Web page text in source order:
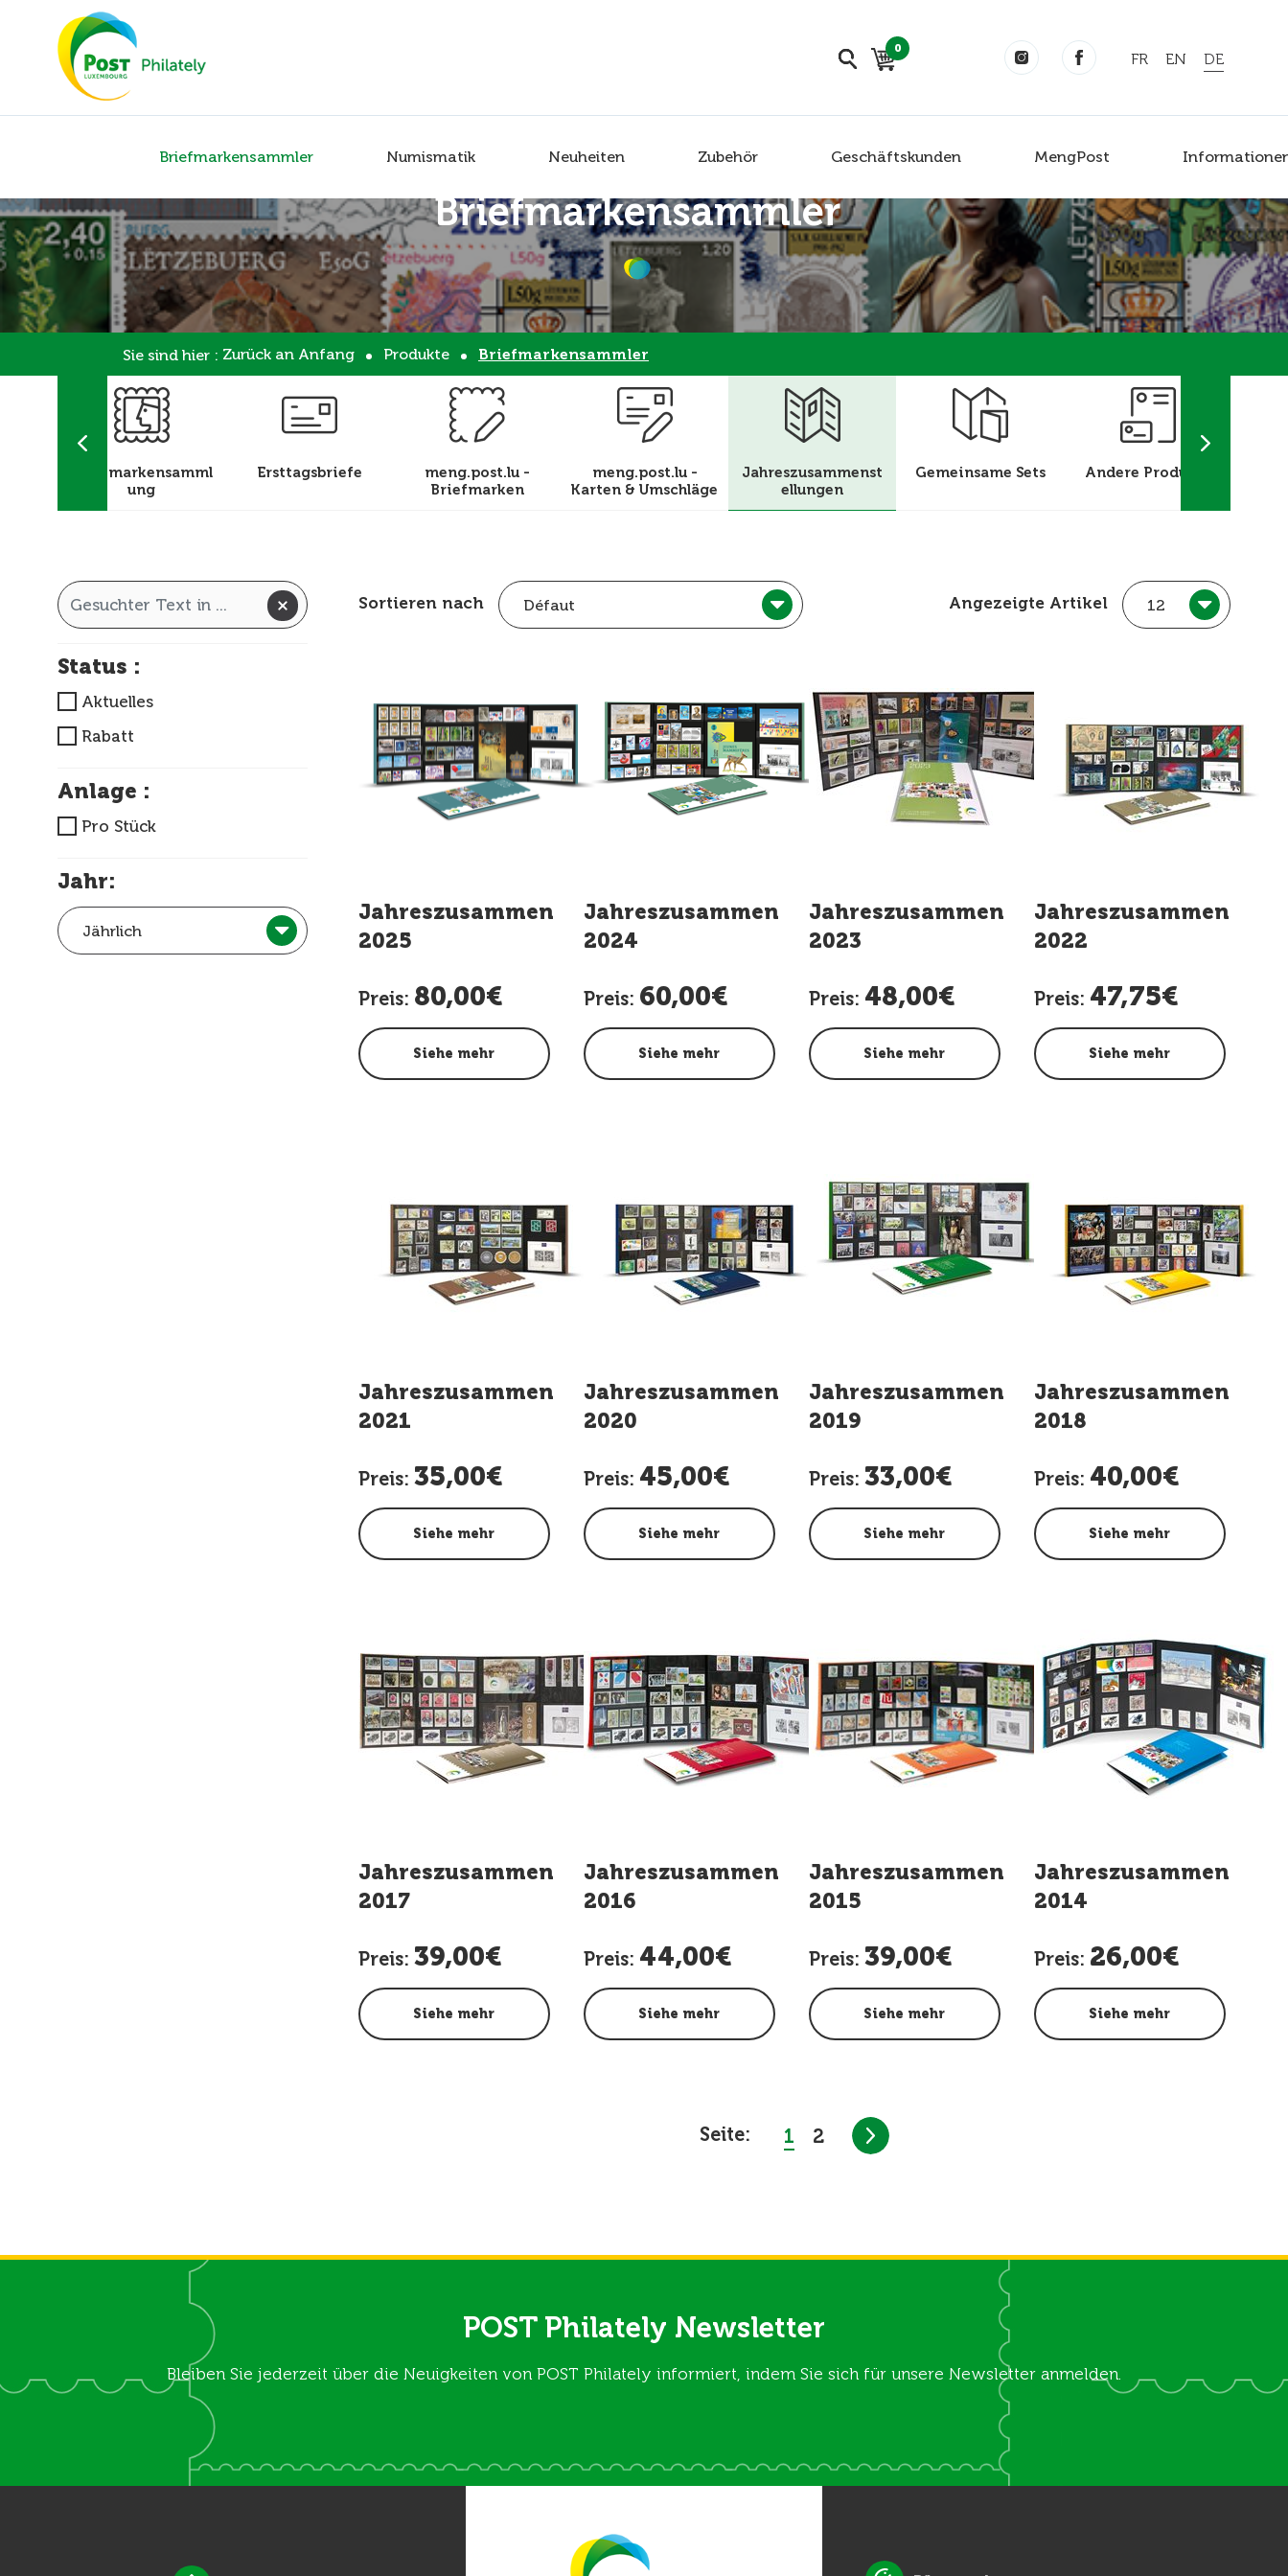
Briefmarkensammler Numismatik Neuheiten Zubehör Geschäftskunden MengPost
0
FR EN DE
Briefmarkensammler
Sie sind hier : Zurück an Anfang Produkte Briefmarkensammler
Briefmarkensamml
ung
Ersttagsbriefe
meng.post.lu -
Briefmarken
meng.post.lu -
Karten & Umschläge
Jahreszusammenst
ellungen
Gemeinsame Sets Andere Produkte
Status :
Aktuelles
Rabatt
Anlage :
Pro Stück
Jahr:
Jährlich
Sortieren nach Défaut Angezeigte Artikel 12
Jahreszusammenstellung
2025
Preis: 80,00€
Siehe mehr
Jahreszusammenstellung
2024
Preis: 60,00€
Siehe mehr
Jahreszusammenstellung
2023
Preis: 48,00€
Siehe mehr
2022
Preis: 47,75€
Siehe mehr
Jahreszusammenstellung
2021
Preis: 35,00€
Siehe mehr
Jahreszusammenstellung
2020
Preis: 45,00€
Siehe mehr
Jahreszusammenstellung
2019
Preis: 33,00€
Siehe mehr
2018
Preis: 40,00€
Siehe mehr
Jahreszusammenstellung
2017
Preis: 39,00€
Siehe mehr
Jahreszusammenstellung
2016
Preis: 44,00€
Siehe mehr
Jahreszusammenstellung
2015
Preis: 39,00€
Siehe mehr
2014
Preis: 26,00€
Siehe mehr
Seite: 1 2
POST Philately Newsletter
Bleiben Sie jederzeit über die Neuigkeiten von POST Philately informiert, indem Sie sich für unsere Newsletter anmelden.